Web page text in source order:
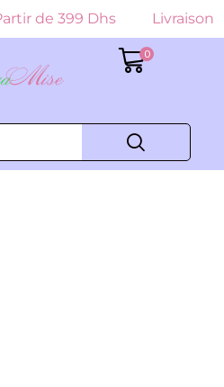
Partir de 399 Dhs Livraison
0